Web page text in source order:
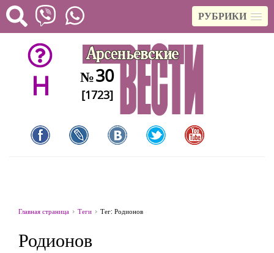
РУБРИКИ
H №30
[1723]
Главная страница Теги Тег: Родионов
Родионов